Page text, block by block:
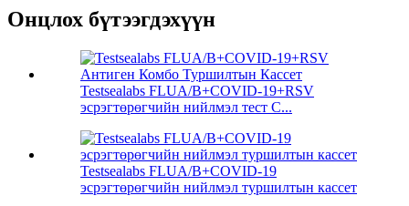
Онцлох бүтээгдэхүүн
Testsealabs FLUA/B+COVID-19+RSV
эсрэгтөрөгчийн нийлмэл тест С...
Testsealabs FLUA/B+COVID-19
эсрэгтөрөгчийн нийлмэл туршилтын кассет